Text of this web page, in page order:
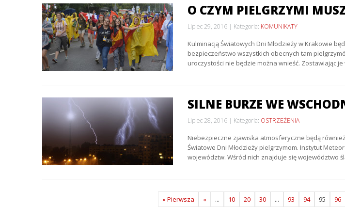
O CZYM PIELGRZYMI
Lipiec 29, 2016 Kategoria: KOMUNIKATY
Kulminacją Światowych Dni Młodzieży w Krakowie
bezpieczeństwo wszystkich obecnych tam
uroczystości nie będzie można wnieść. Zostawiając
SILNE BURZE WE
Lipiec 28, 2016 Kategoria: OSTRZEŻENIA
Niebezpieczne zjawiska atmosferyczne będą
Światowe Dni Młodzieży pielgrzymom. Instytut
województw. Wśród nich znajduje się województwo
« Pierwsza « ... 10 20 30 ... 93 94 95 96